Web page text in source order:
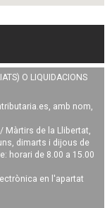
O LIQUIDACIONS
, amb nom,
Màrtirs de la Llibertat,
dimarts i dijous de
horari de 8.00 a 15.00
en l'apartat